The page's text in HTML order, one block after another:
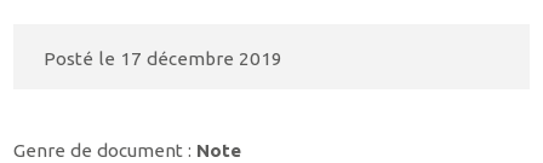
Posté le 17 décembre 2019
Genre de document : Note